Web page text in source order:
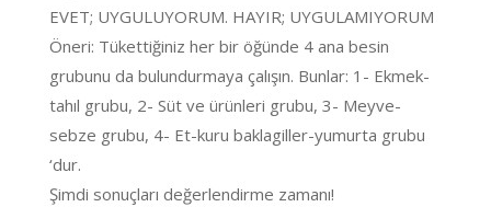
EVET; UYGULUYORUM. HAYIR; UYGULAMIYORUM
Öneri: Tükettiğiniz her bir öğünde 4 ana besin
grubunu da bulundurmaya çalışın. Bunlar: 1- Ekmek-
tahıl grubu, 2- Süt ve ürünleri grubu, 3- Meyve-
sebze grubu, 4- Et-kuru baklagiller-yumurta grubu
‘dur.
Şimdi sonuçları değerlendirme zamanı!